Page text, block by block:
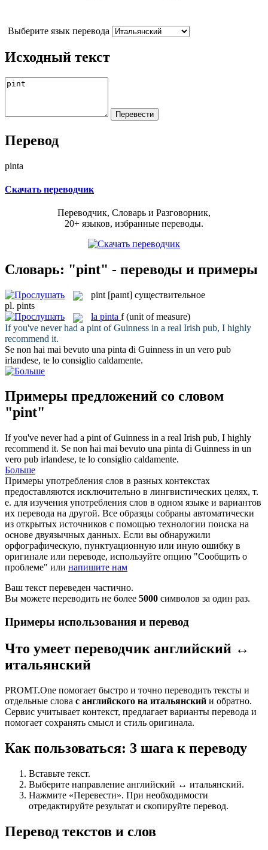
Выберите язык перевода
Исходный текст
Перевод
pinta
Скачать переводчик
Переводчик, Словарь и Разговорник,
20+ языков, избранные переводы.
Словарь: "pint" - переводы и примеры
pint [paɪnt] существительное
pl. pints
la pinta f (unit of measure)
If you've never had a pint of Guinness in a real Irish pub, I highly
recommend it.
Se non hai mai bevuto una pinta di Guinness in un vero pub
irlandese, te lo consiglio caldamente.
Примеры предложений со словом
"pint"
If you've never had a pint of Guinness in a real Irish pub, I highly
recommend it. Se non hai mai bevuto una pinta di Guinness in un
vero pub irlandese, te lo consiglio caldamente.
Больше
Примеры употребления слов в разных контекстах
предоставляются исключительно в лингвистических целях, т.
е. для изучения употребления слов в одном языке и вариантов
их перевода на другой. Все образцы собраны автоматически
из открытых источников с помощью технологии поиска на
основе двуязычных данных. Если вы обнаружили
орфографическую, пунктуационную или иную ошибку в
оригинале или переводе, используйте опцию "Сообщить о
проблеме" или напишите нам
Ваш текст переведен частично.
Вы можете переводить не более 5000 символов за один раз.
Примеры использования и перевод
Что умеет переводчик английский ↔
итальянский
PROMT.One помогает быстро и точно переводить тексты и
отдельные слова с английского на итальянский и обратно.
Сервис учитывает контекст, предлагает варианты перевода и
помогает сохранять смысл и стиль оригинала.
Как пользоваться: 3 шага к переводу
Вставьте текст.
Выберите направление английский ↔ итальянский.
Нажмите «Перевести». При необходимости
отредактируйте результат и скопируйте перевод.
Перевод текстов и слов